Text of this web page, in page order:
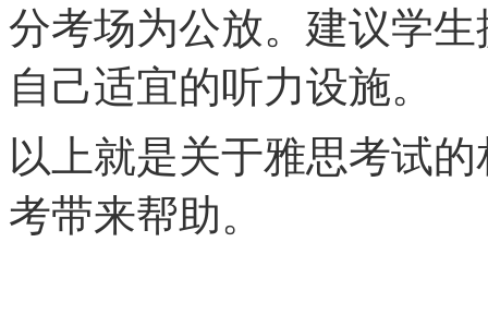
分考场为公放。建议学
自己适宜的听力设施。
以上就是关于雅思考试
考带来帮助。